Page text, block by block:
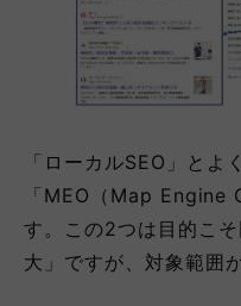
「ローカルSEO」とよ
「MEO（Map
す。この2つは目的こ
大」ですが、対象範囲